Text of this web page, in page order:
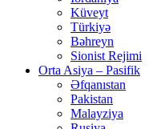
Küveyt
Türkiyə
Bəhreyn
Sionist Rejimi
Orta Asiya – Pasifik
Əfqanıstan
Pakistan
Malayziya